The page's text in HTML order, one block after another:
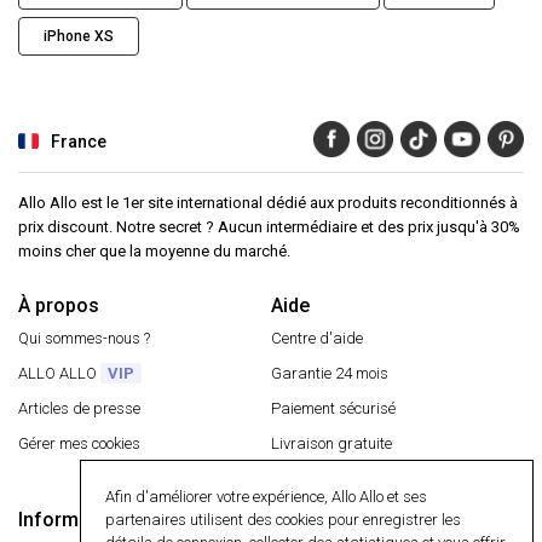
iPhone XS
France
Allo Allo est le 1er site international dédié aux produits reconditionnés à
prix discount. Notre secret ? Aucun intermédiaire et des prix jusqu'à 30%
moins cher que la moyenne du marché.
À propos
Qui sommes-nous ?
ALLO ALLO
VIP
Articles de presse
Gérer mes cookies
Aide
Centre d'aide
Garantie 24 mois
Paiement sécurisé
Livraison gratuite
Informations Paiement sécurisé
Afin d'améliorer votre expérience, Allo Allo et ses
partenaires utilisent des cookies pour enregistrer les